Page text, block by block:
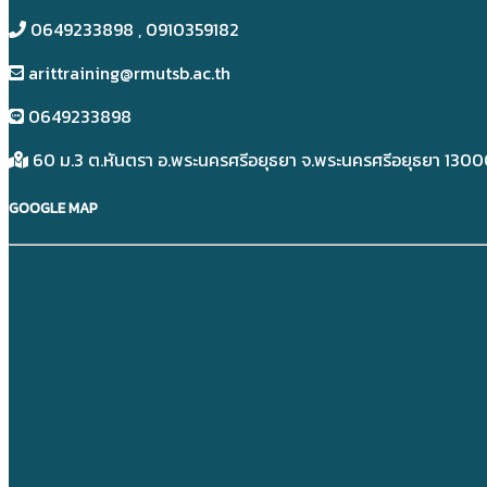
0649233898​ , 0910359182
arittraining@rmutsb.ac.th
0649233898​
60 ม.3 ต.หันตรา อ.พระนครศรีอยุธยา จ.พระนครศรีอยุธยา
GOOGLE MAP